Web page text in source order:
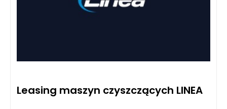
Leasing maszyn czyszczących LINEA